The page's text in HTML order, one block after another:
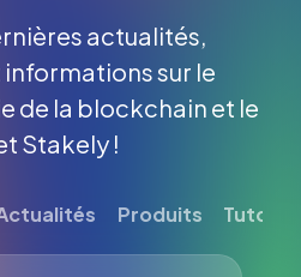
actualités,
sur le
de la blockchain et le
Stakely !
Produits Tutoriel